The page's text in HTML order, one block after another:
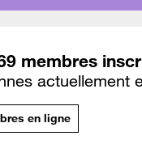
membres
actuellement
en ligne